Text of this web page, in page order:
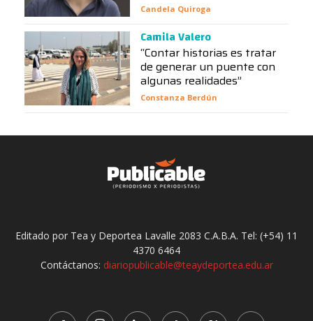
Candela Quiroga
Camila Valero
“Contar historias es tratar
de generar un puente con
algunas realidades”
Constanza Berdún
Editado por Tea y Deportea Lavalle 2083 C.A.B.A. Tel: (+54) 11
4370 6464
Contáctanos: diariopublicable@teaydeportea.edu.ar